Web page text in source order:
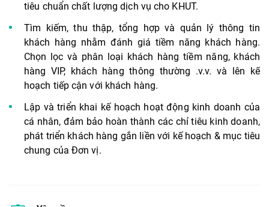
tiêu chuẩn chất lượng dịch vụ cho KHUT.
Tìm kiếm, thu thập, tổng hợp và quản lý thông tin
khách hàng nhằm đánh giá tiềm năng khách hàng.
Chọn lọc và phân loại khách hàng tiềm năng, khách
hàng VIP, khách hàng thông thường .v.v. và lên kế
hoạch tiếp cận với khách hàng.
Lập và triển khai kế hoạch hoạt động kinh doanh của
cá nhân, đảm bảo hoàn thành các chỉ tiêu kinh doanh,
phát triển khách hàng gắn liền với kế hoạch & mục tiêu
chung của Đơn vị.